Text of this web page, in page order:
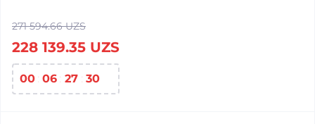
271 594.66 UZS
228 139.35 UZS
00 : 06 : 27 : 29